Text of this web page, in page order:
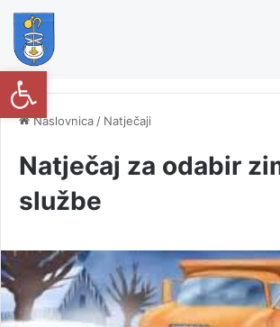
Naslovnica / Natječaji
Natječaj za odabir
službe
Open toolbar